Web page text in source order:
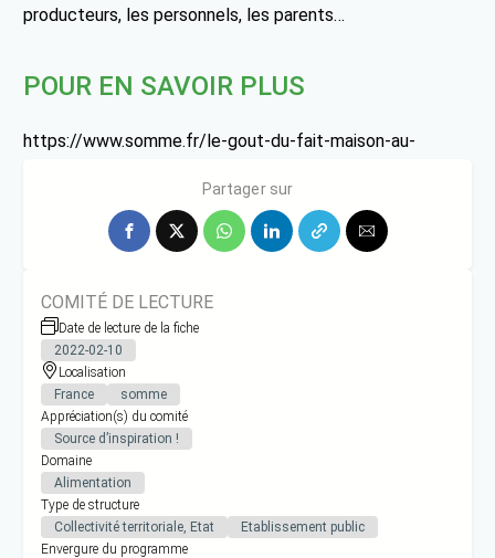
producteurs, les personnels, les parents…
POUR EN SAVOIR PLUS
https://www.somme.fr/le-gout-du-fait-maison-au-
Partager sur
COMITÉ DE LECTURE
Date de lecture de la fiche
2022-02-10
Localisation
France
somme
Appréciation(s) du comité
Source d’inspiration !
Domaine
Alimentation
Type de structure
Collectivité territoriale, Etat
Etablissement public
Envergure du programme